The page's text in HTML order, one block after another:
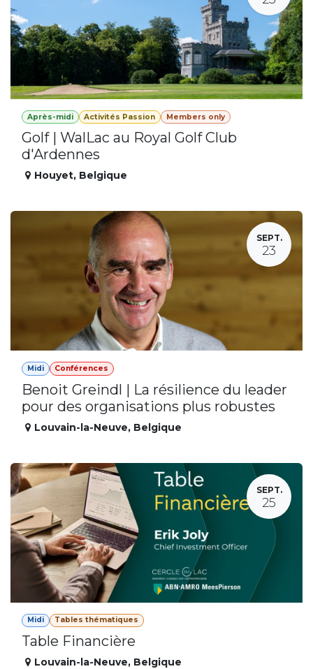
Après-midi Activités Passion Members only
Golf | WalLac au Royal Golf Club
d'Ardennes
Houyet, Belgique
SEPT.
23
Midi Conférences
Benoit Greindl | La résilience du leader
pour des organisations plus robustes
Louvain-la-Neuve, Belgique
SEPT.
25
Midi Tables thématiques
Table Financière
Louvain-la-Neuve, Belgique